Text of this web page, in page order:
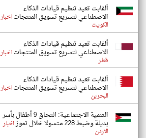
ألفابت تعيد تنظيم قيادات الذكاء
الاصطناعي لتسريع تسويق المنتجاتاخبار
الكويت
ألفابت تعيد تنظيم قيادات الذكاء
الاصطناعي لتسريع تسويق المنتجاتاخبار
قطر
ألفابت تعيد تنظيم قيادات الذكاء
الاصطناعي لتسريع تسويق المنتجاتاخبار
البحرين
‏التنمية الاجتماعية: التحاق 9 أطفال بأسر
بديلة وضبط 228 متسولا خلال تموز اخبار
الاردن